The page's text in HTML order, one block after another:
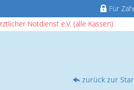
Für
Notdienst e.V. (alle Kassen)
zurück zur